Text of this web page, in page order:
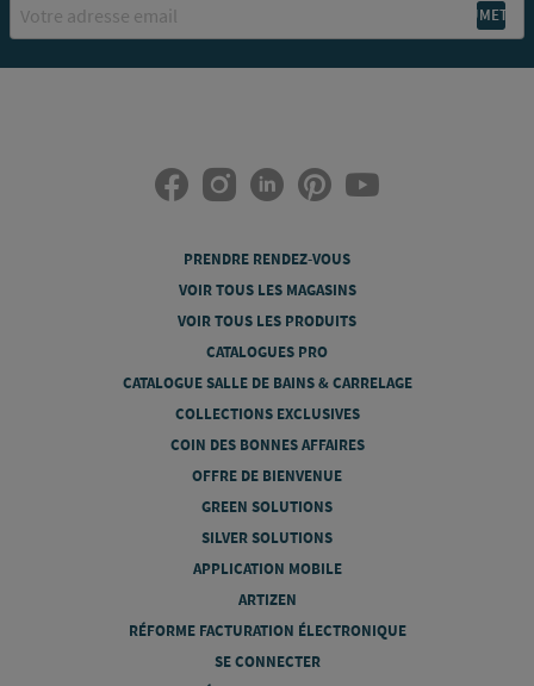
PRENDRE RENDEZ-VOUS
VOIR TOUS LES MAGASINS
VOIR TOUS LES PRODUITS
CATALOGUES PRO
CATALOGUE SALLE DE BAINS & CARRELAGE
COLLECTIONS EXCLUSIVES
COIN DES BONNES AFFAIRES
OFFRE DE BIENVENUE
GREEN SOLUTIONS
SILVER SOLUTIONS
APPLICATION MOBILE
ARTIZEN
RÉFORME FACTURATION ÉLECTRONIQUE
SE CONNECTER